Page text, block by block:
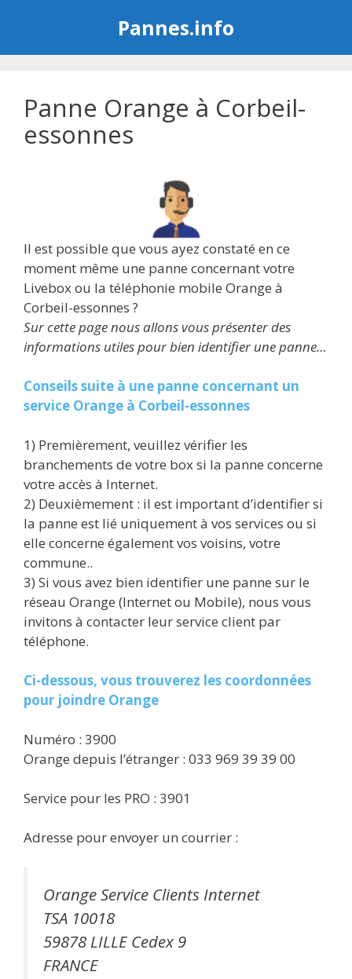
Pannes.info
Panne Orange à Corbeil-
essonnes
Il est possible que vous ayez constaté en ce
moment même une panne concernant votre
Livebox ou la téléphonie mobile Orange à
Corbeil-essonnes ?
Sur cette page nous allons vous présenter des
informations utiles pour bien identifier une panne…
Conseils suite à une panne concernant un
service Orange à Corbeil-essonnes
1) Premièrement, veuillez vérifier les
branchements de votre box si la panne concerne
votre accès à Internet.
2) Deuxièmement : il est important d’identifier si
la panne est lié uniquement à vos services ou si
elle concerne également vos voisins, votre
commune..
3) Si vous avez bien identifier une panne sur le
réseau Orange (Internet ou Mobile), nous vous
invitons à contacter leur service client par
téléphone.
Ci-dessous, vous trouverez les coordonnées
pour joindre Orange
Numéro : 3900
Orange depuis l’étranger : 033 969 39 39 00
Service pour les PRO : 3901
Adresse pour envoyer un courrier :
Orange Service Clients Internet
TSA 10018
59878 LILLE Cedex 9
FRANCE